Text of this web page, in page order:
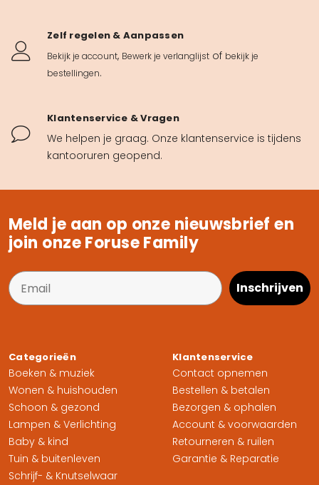
Zelf regelen & Aanpassen
Bekijk je account, Bewerk je verlanglijst of bekijk je
bestellingen.
Klantenservice & Vragen
We helpen je graag. Onze klantenservice is tijdens
kantooruren geopend.
Meld je aan op onze nieuwsbrief en
join onze Foruse Family
Inschrijven
Categorieën
Boeken & muziek
Wonen & huishouden
Schoon & gezond
Lampen & Verlichting
Baby & kind
Tuin & buitenleven
Schrijf- & Knutselwaar
Klantenservice
Contact opnemen
Bestellen & betalen
Bezorgen & ophalen
Account & voorwaarden
Retourneren & ruilen
Garantie & Reparatie